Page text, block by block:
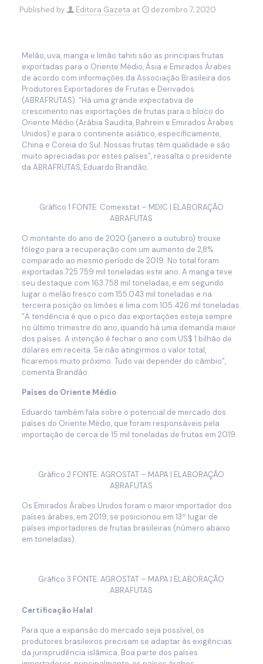
Published by Editora Gazeta at dezembro 7, 2020
Melão, uva, manga e limão tahiti são as principais frutas
exportadas para o Oriente Médio, Ásia e Emirados Árabes
de acordo com informações da Associação Brasileira dos
Produtores Exportadores de Frutas e Derivados
(ABRAFRUTAS). “Há uma grande expectativa de
crescimento nas exportações de frutas para o bloco do
Oriente Médio (Arábia Saudita, Bahrein e Emirados Árabes
Unidos) e para o continente asiático, especificamente,
China e Coreia do Sul. Nossas frutas têm qualidade e são
muito apreciadas por estes países”, ressalta o presidente
da ABRAFRUTAS, Eduardo Brandão.
Gráfico 1 FONTE: Comexstat – MDIC | ELABORAÇÃO
ABRAFUTAS
O montante do ano de 2020 (janeiro a outubro) trouxe
fôlego para a recuperação com um aumento de 2,8%
comparado ao mesmo período de 2019. No total foram
exportadas 725.759 mil toneladas este ano. A manga teve
seu destaque com 163.758 mil toneladas, e em segundo
lugar o melão fresco com 155.043 mil toneladas e na
terceira posição os limões e lima com 105.426 mil toneladas.
“A tendência é que o pico das exportações esteja sempre
no último trimestre do ano, quando há uma demanda maior
dos países. A intenção é fechar o ano com US$ 1 bilhão de
dólares em receita. Se não atingirmos o valor total,
ficaremos muito próximo. Tudo vai depender do câmbio”,
comenta Brandão.
Países do Oriente Médio
Eduardo também fala sobre o potencial de mercado dos
países do Oriente Médio, que foram responsáveis pela
importação de cerca de 15 mil toneladas de frutas em 2019.
Gráfico 2 FONTE: AGROSTAT – MAPA | ELABORAÇÃO
ABRAFUTAS
Os Emirados Árabes Unidos foram o maior importador dos
países árabes, em 2019, se posicionou em 13º lugar de
países importadores de frutas brasileiras (número abaixo
em toneladas).
Gráfico 3 FONTE: AGROSTAT – MAPA | ELABORAÇÃO
ABRAFUTAS
Certificação Halal
Para que a expansão do mercado seja possível, os
produtores brasileiros precisam se adaptar às exigências
da jurisprudência islâmica. Boa parte dos países